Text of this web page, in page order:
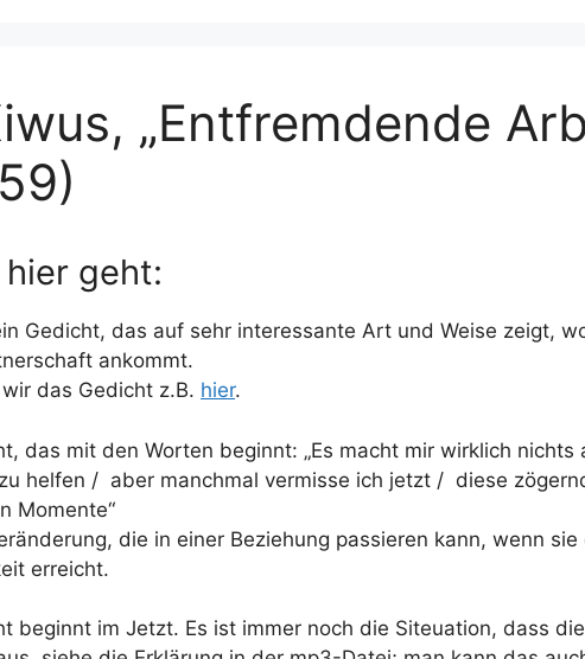
„Entfremdende
geht:
Gedicht, das auf sehr interessante Art und Weise zeigt,
ankommt.
das Gedicht z.B. hier.
das mit den Worten beginnt: „Es macht mir wirklich
helfen / aber manchmal vermisse ich jetzt / diese
Momente“
die in einer Beziehung passieren kann, wenn
erreicht.
beginnt im Jetzt. Es ist immer noch die Siteuation, dass